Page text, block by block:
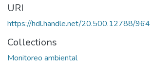
URI
https://hdl.handle.net/20.500.12788/964
Collections
Monitoreo ambiental